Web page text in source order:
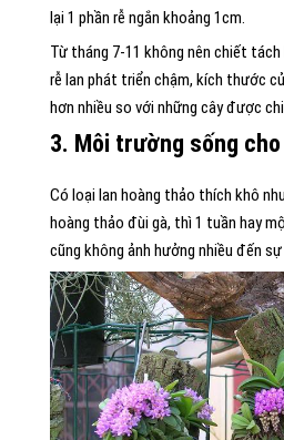
lại 1 phần rễ ngắn khoảng 1cm.
Từ tháng 7-11 không nên chiết
rễ lan phát triển chậm, kích thước
hơn nhiều so với những cây được
3. Môi trường sống
Có loại lan hoàng thảo thích khô
hoàng thảo đùi gà, thì 1 tuần hay
cũng không ảnh hưởng nhiều đến